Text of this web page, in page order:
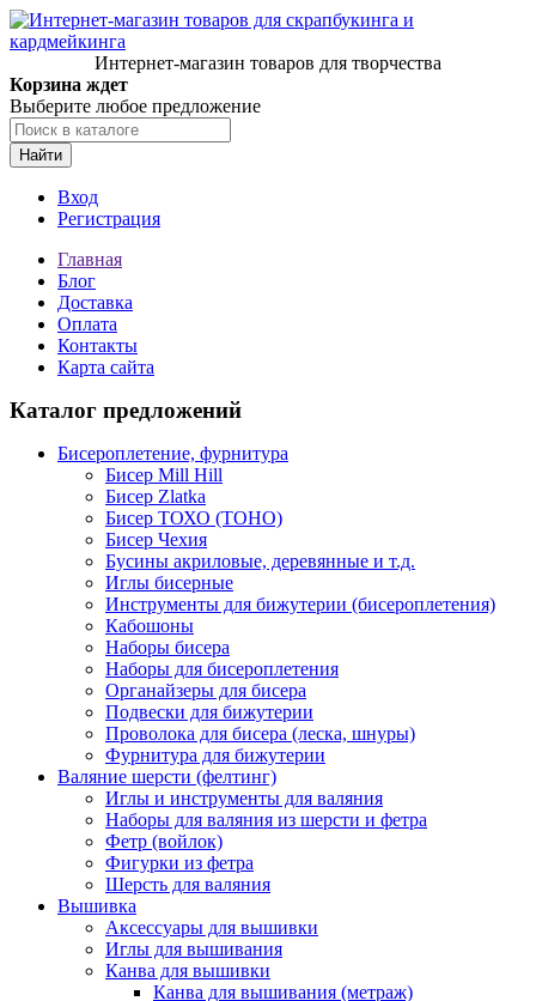
Интернет-магазин товаров для творчества
Корзина ждет
Выберите любое предложение
Найти
Вход
Регистрация
Главная
Блог
Доставка
Оплата
Контакты
Карта сайта
Каталог предложений
Бисероплетение, фурнитура
Бисер Mill Hill
Бисер Zlatka
Бисер ТОХО (TOHO)
Бисер Чехия
Бусины акриловые, деревянные и т.д.
Иглы бисерные
Инструменты для бижутерии (бисероплетения)
Кабошоны
Наборы бисера
Наборы для бисероплетения
Органайзеры для бисера
Подвески для бижутерии
Проволока для бисера (леска, шнуры)
Фурнитура для бижутерии
Валяние шерсти (фелтинг)
Иглы и инструменты для валяния
Наборы для валяния из шерсти и фетра
Фетр (войлок)
Фигурки из фетра
Шерсть для валяния
Вышивка
Аксессуары для вышивки
Иглы для вышивания
Канва для вышивки
Канва для вышивания (метраж)